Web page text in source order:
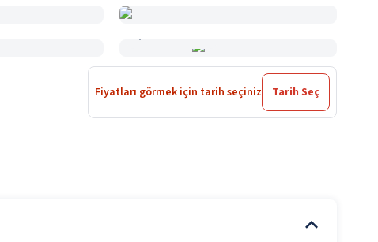
Fiyatları görmek için tarih seçiniz Tarih Seç